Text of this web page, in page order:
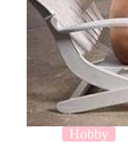
Hobby